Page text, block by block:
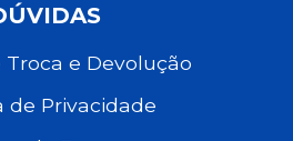
Troca e Devolução
de Privacidade